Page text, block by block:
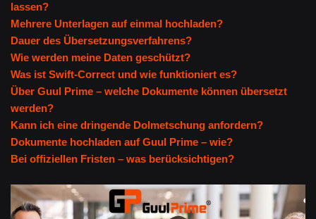
lassen?
Mehrere Unterlagen auf einmal hochladen?
Dauer des Übersetzungsverfahrens?
Wie werden meine Daten geschützt?
Was ist Swift-Correct und wie funktioniert es?
Über Guul Prime – welche Dokumente können übersetzt
werden?
Kann ich eine dringende Dolmetschung anfordern?
Dokumente hochladen auf Guul Prime – wie?
Bei offiziellen Fristen – was berücksichtigen?